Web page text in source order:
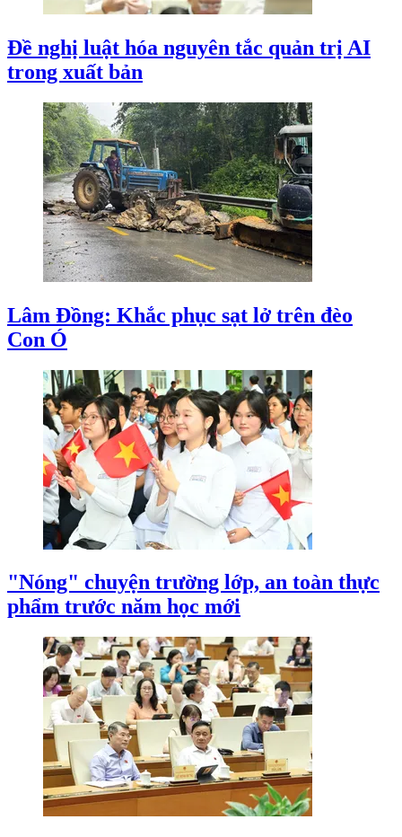
Đề nghị luật hóa nguyên tắc quản trị AI
trong xuất bản
Lâm Đồng: Khắc phục sạt lở trên đèo
Con Ó
"Nóng" chuyện trường lớp, an toàn thực
phẩm trước năm học mới